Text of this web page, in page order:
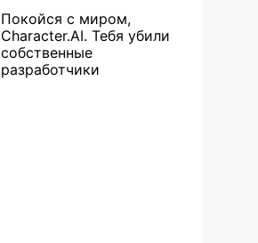
Покойся с миром,
Character.AI. Тебя убили
собственные
разработчики